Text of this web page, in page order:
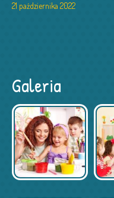
21 października 2022
Galeria